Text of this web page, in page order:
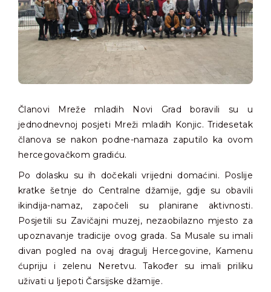
Članovi Mreže mladih Novi Grad boravili su u
jednodnevnoj posjeti Mreži mladih Konjic. Tridesetak
članova se nakon podne-namaza zaputilo ka ovom
hercegovačkom gradiću.
Po dolasku su ih dočekali vrijedni domaćini. Poslije
kratke šetnje do Centralne džamije, gdje su obavili
ikindija-namaz, započeli su planirane aktivnosti.
Posjetili su Zavičajni muzej, nezaobilazno mjesto za
upoznavanje tradicije ovog grada. Sa Musale su imali
divan pogled na ovaj dragulj Hercegovine, Kamenu
ćupriju i zelenu Neretvu. Također su imali priliku
uživati u ljepoti Čarsijske džamije.